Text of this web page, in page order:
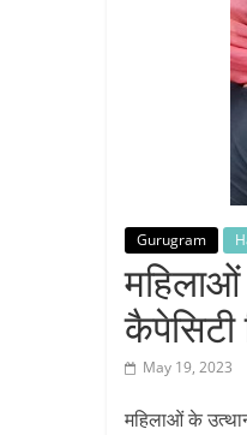
News
Gurugram
महिलाओं
कैपेसिटी
May 19, 2023
महिलाओं के